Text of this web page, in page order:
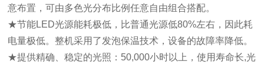
意布置，可由多色光分布比例任意自由组合搭配。
★节能LED光源能耗极低，比普通光源低80%左右，因此耗
电量极低。整机采用了发泡保温技术，设备的故障率降低。
★提供精确、稳定的光照：50,000小时以上，使用寿命长,光